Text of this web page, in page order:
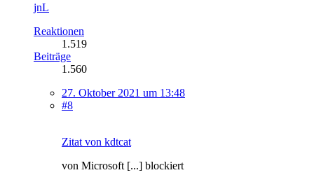
jnL
Reaktionen
1.519
Beiträge
1.560
27. Oktober 2021 um 13:48
#8
Zitat von kdtcat
von Microsoft [...] blockiert